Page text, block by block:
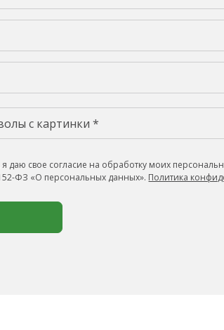
даю свое согласие на обработку моих
ФЗ «О персональных данных». Политика